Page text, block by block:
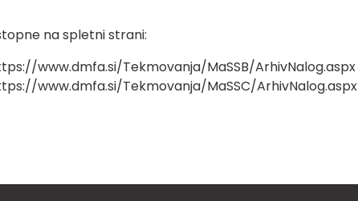
na spletni strani:
www.dmfa.si/Tekmovanja/MaSSB/ArhivNalog.aspx
www.dmfa.si/Tekmovanja/MaSSC/ArhivNalog.aspx